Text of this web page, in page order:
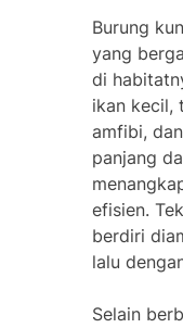
Burung
yang
di
ikan kecil,
amfibi,
panjang
efisien.
berdiri
lalu
Selain